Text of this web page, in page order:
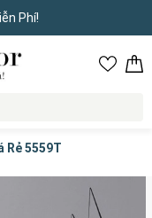
Phí!
Rẻ 5559T